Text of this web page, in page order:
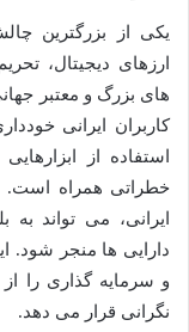
یکی از بزرگترین
ارزهای دیجیتال،
های بزرگ و معتبر
کاربران ایرانی
خطراتی همراه است.
ایرانی، می تواند
دارایی ها منجر شود.
و سرمایه گذاری را
نگرانی قرار می دهد.